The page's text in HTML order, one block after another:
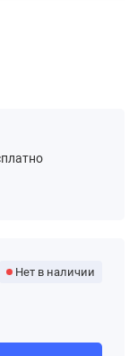
Нет в наличии